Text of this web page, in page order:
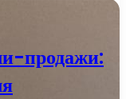
продажи: